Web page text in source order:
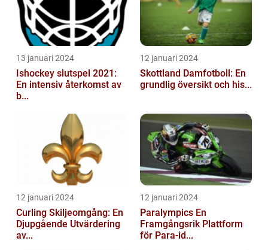
13 januari 2024
Ishockey slutspel 2021:
En intensiv återkomst av
b...
12 januari 2024
Skottland Damfotboll: En
grundlig översikt och his...
12 januari 2024
Curling Skiljeomgång: En
Djupgående Utvärdering
av...
12 januari 2024
Paralympics En
Framgångsrik Plattform
för Para-id...